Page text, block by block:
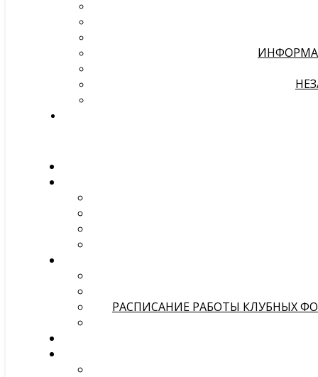
РАСПИСАНИЕ РАБОТЫ КЛУБНЫХ